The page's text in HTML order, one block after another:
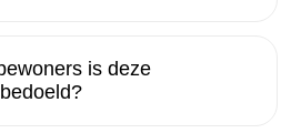
is deze